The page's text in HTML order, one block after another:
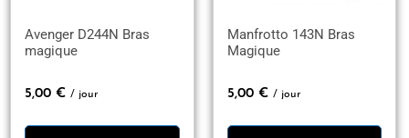
Avenger D244N Bras
magique
5,00 € / jour
Manfrotto 143N Bras
Magique
5,00 € / jour